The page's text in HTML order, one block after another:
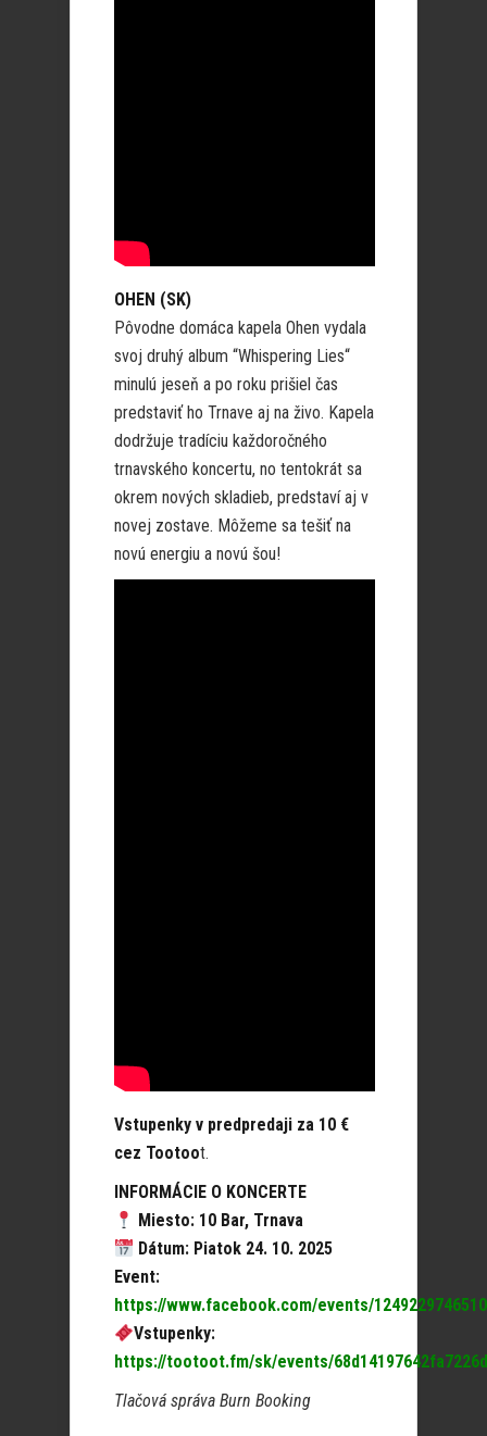
OHEN (SK)
Pôvodne domáca kapela Ohen vydala
svoj druhý album “Whispering Lies“
minulú jeseň a po roku prišiel čas
predstaviť ho Trnave aj na živo. Kapela
dodržuje tradíciu každoročného
trnavského koncertu, no tentokrát sa
okrem nových skladieb, predstaví aj v
novej zostave. Môžeme sa tešiť na
novú energiu a novú šou!
Vstupenky v predpredaji za 10 €
cez Tootoot.
INFORMÁCIE O KONCERTE
Miesto: 10 Bar, Trnava
Dátum: Piatok 24. 10. 2025
Event:
https://www.facebook.com/events/
Vstupenky:
https://tootoot.fm/sk/events/
Tlačová správa Burn Booking